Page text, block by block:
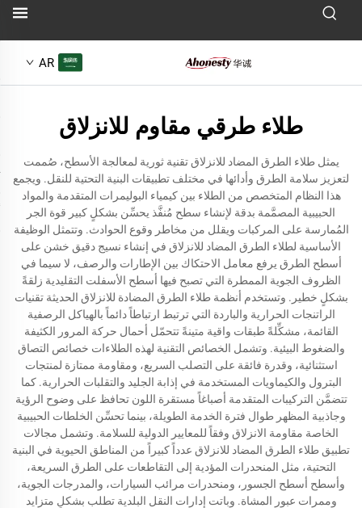
AR
طلاء طرقي مقاوم للانزلاق
يمثل طلاء الطرق المضاد للانزلاق تقنية ثورية لمعالجة الأسطح، صُممت
لتعزيز سلامة الطرق وأدائها في مختلف تطبيقات البنية التحتية للنقل. ويجمع
هذا النظام المتخصص من الطلاء بين كيمياء البوليمرات المتقدمة والمواد
الحبيبية المصمَّمة بدقة لإنشاء سطح مُنفَّذ يحسِّن بشكلٍ كبير قوة الجر
المُمارسة على المركبات ويقلل من مخاطر وقوع الحوادث. وتتمثل الوظيفة
الأساسية لطلاء الطرق المضاد للانزلاق في إنشاء نسيج دقيق خشن على
أسطح الطرق يرفع معامل الاحتكاك بين الإطارات والرصف، لا سيما في
الظروف الجوية الممطرة التي تصبح فيها أسطح الأسفلت التقليدية زلقةً
بشكلٍ خطير. وتستخدم أنظمة طلاء الطرق المضادة للانزلاق الحديثة تقنيات
الراتنجات الحرارية والباردة التي ترتبط ارتباطاً دائماً بالهياكل الرصفية
القائمة، مشكِّلةً طبقات واقية متينةً تتحمّل أحمال حركة المرور الكثيفة
والضغوط البيئية. وتشمل الخصائص التقنية لهذه الطلاءات خصائص التصاق
استثنائية، وقدرة فائقة على التصلب السريع، ومقاومة ممتازة لمنتجات
البترول والكيماويات المستخدمة في إذابة الجليد والتقلبات الحرارية. كما
تتضمَّن التركيبات المتقدمة أصباغاً مستقرة اللون تحافظ على وضوح الرؤية
وجاذبية المظهر طوال فترة الخدمة الطويلة، بينما تحسِّن الخلطات الحبيبية
الخاصة مقاومة الانزلاق وفقاً للمعايير الدولية للسلامة. وتشمل مجالات
تطبيق طلاء الطرق المضاد للانزلاق عدداً كبيراً من المناطق الحيوية في البنية
التحتية، مثل المنحدرات المؤدية إلى التقاطعات على الطرق السريعة،
وأسطح أسطح الجسور، ومنحدرات مرائب السيارات، والمدرجات الجوية،
وممرات عبور المشاة. وباتت إدارات النقل البلدية تطلب بشكلٍ متزايد